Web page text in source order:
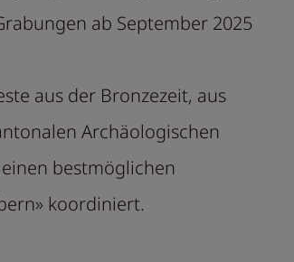
ab September 2025
aus der Bronzezeit, aus
Archäologischen
bestmöglichen
koordiniert.